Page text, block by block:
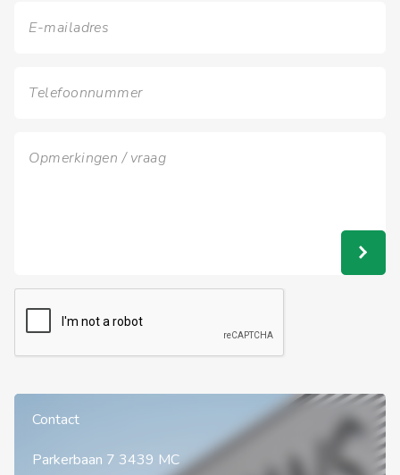
Contact
Parkerbaan 7 3439 MC